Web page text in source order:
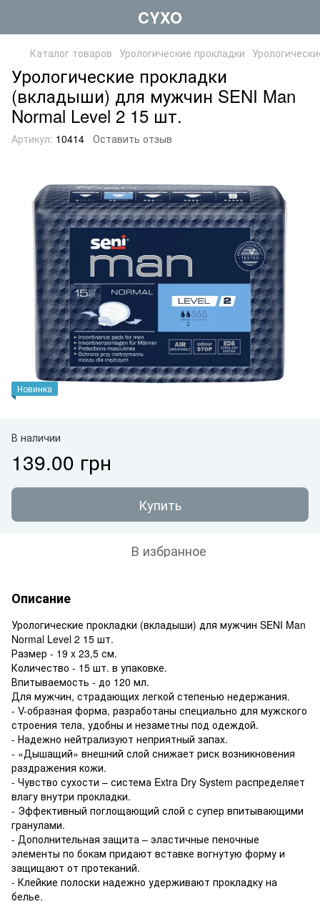
CYXO
Каталог товаров Урологические прокладки
Урологические прокладки
(вкладыши) для мужчин SENI Man
Normal Level 2 15 шт.
Артикул: 10414 Оставить отзыв
Новинка
В наличии
139.00 грн
Купить
В избранное
Описание
Урологические прокладки (вкладыши) для мужчин SENI Man
Normal Level 2 15 шт.
Размер - 19 x 23,5 см.
Количество - 15 шт. в упаковке.
Впитываемость - до 120 мл.
Для мужчин, страдающих легкой степенью недержания.
- V-образная форма, разработаны специально для мужского
строения тела, удобны и незаметны под одеждой.
- Надежно нейтрализуют неприятный запах.
- «Дышащий» внешний слой снижает риск возникновения
раздражения кожи.
- Чувство сухости – система Extra Dry System распределяет
влагу внутри прокладки.
- Эффективный поглощающий слой с супер впитывающими
гранулами.
- Дополнительная защита – эластичные пеночные
элементы по бокам придают вставке вогнутую форму и
защищают от протеканий.
- Клейкие полоски надежно удерживают прокладку на
белье.